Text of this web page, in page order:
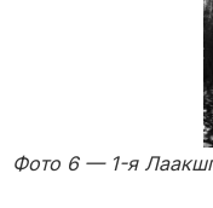
Фото 6 — 1-я